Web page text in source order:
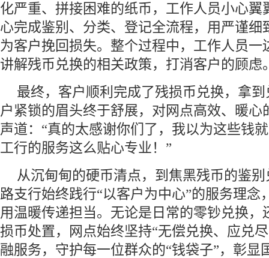
化严重、拼接困难的纸币，工作人员小心翼
心完成鉴别、分类、登记全流程，用严谨细
为客户挽回损失。整个过程中，工作人员一
讲解残币兑换的相关政策，打消客户的顾虑
最终，客户顺利完成了残损币兑换，拿
户紧锁的眉头终于舒展，对网点高效、暖心
声道：“真的太感谢你们了，我以为这些钱
工行的服务这么贴心专业！”
从沉甸甸的硬币清点，到焦黑残币的鉴
路支行始终践行“以客户为中心”的服务理念
用温暖传递担当。无论是日常的零钞兑换，
损币处置，网点始终坚持“无偿兑换、应兑
融服务，守护每一位群众的“钱袋子”，彰显